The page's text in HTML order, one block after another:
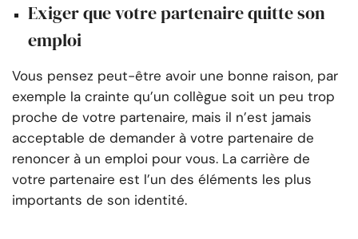
Exiger que votre partenaire quitte son
emploi
Vous pensez peut-être avoir une bonne raison, par
exemple la crainte qu’un collègue soit un peu trop
proche de votre partenaire, mais il n’est jamais
acceptable de demander à votre partenaire de
renoncer à un emploi pour vous. La carrière de
votre partenaire est l’un des éléments les plus
importants de son identité.